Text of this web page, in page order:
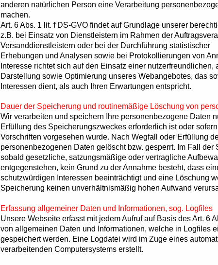
anderen natürlichen Person eine Verarbeitung
machen.
Art. 6 Abs. 1 lit. f DS-GVO findet auf Grundlage unserer
z.B. bei Einsatz von Dienstleistern im Rahmen der
Versanddienstleistern oder bei der Durchführung statistischer
Erhebungen und Analysen sowie bei Protokollierungen von
Interesse richtet sich auf den Einsatz einer
Darstellung sowie Optimierung unseres Webangebotes, das
Interessen dient, als auch Ihren Erwartungen entspricht.
Dauer der Speicherung und routinemäßige Löschung von
Wir verarbeiten und speichern Ihre personenbezogene Daten
Erfüllung des Speicherungszweckes erforderlich ist oder
Vorschriften vorgesehen wurde. Nach Wegfall oder Erfüllung
personenbezogenen Daten gelöscht bzw. gesperrt. Im Fall der
sobald gesetzliche, satzungsmäßige oder vertragliche
entgegenstehen, kein Grund zu der Annahme besteht, dass
schutzwürdigen Interessen beeinträchtigt und eine Löschung
Speicherung keinen unverhältnismäßig hohen Aufwand
Erfassung allgemeiner Daten und Informationen, sog. Logfiles
Unsere Webseite erfasst mit jedem Aufruf auf Basis des Art. 6
von allgemeinen Daten und Informationen, welche in Logfiles
gespeichert werden. Eine Logdatei wird im Zuge eines
verarbeitenden Computersystems erstellt.